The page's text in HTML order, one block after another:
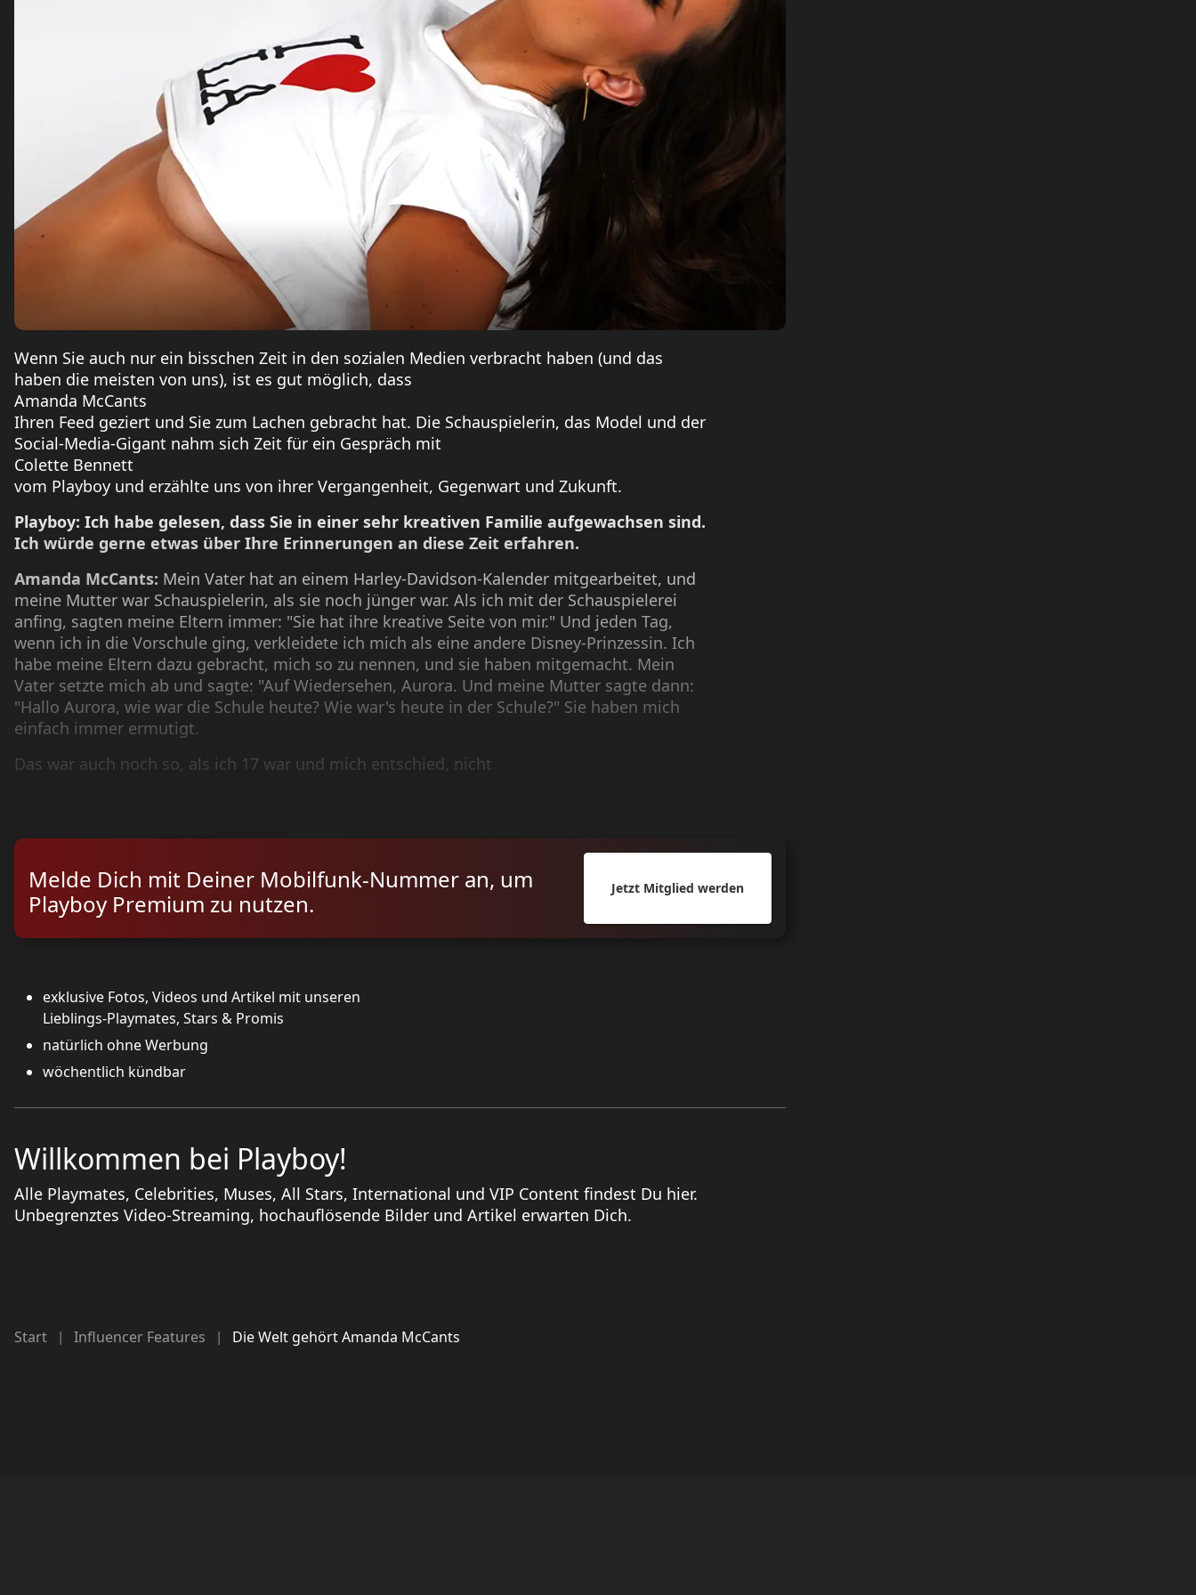
Wenn Sie auch nur ein bisschen Zeit in den sozialen Medien verbracht haben (und das
haben die meisten von uns), ist es gut möglich, dass
Amanda McCants
Ihren Feed geziert und Sie zum Lachen gebracht hat. Die Schauspielerin, das Model und der
Social-Media-Gigant nahm sich Zeit für ein Gespräch mit
Colette Bennett
vom Playboy und erzählte uns von ihrer Vergangenheit, Gegenwart und Zukunft.
Playboy: Ich habe gelesen, dass Sie in einer sehr kreativen Familie aufgewachsen sind.
Ich würde gerne etwas über Ihre Erinnerungen an diese Zeit erfahren.
Amanda McCants: Mein Vater hat an einem Harley-Davidson-Kalender mitgearbeitet, und
meine Mutter war Schauspielerin, als sie noch jünger war. Als ich mit der Schauspielerei
anfing, sagten meine Eltern immer: "Sie hat ihre kreative Seite von mir." Und jeden Tag,
wenn ich in die Vorschule ging, verkleidete ich mich als eine andere Disney-Prinzessin. Ich
habe meine Eltern dazu gebracht, mich so zu nennen, und sie haben mitgemacht. Mein
Vater setzte mich ab und sagte: "Auf Wiedersehen, Aurora. Und meine Mutter sagte dann:
"Hallo Aurora, wie war die Schule heute? Wie war's heute in der Schule?" Sie haben mich
einfach immer ermutigt.
Das war auch noch so, als ich 17 war und mich entschied, nicht
Melde Dich mit Deiner Mobilfunk-Nummer an, um
Playboy Premium zu nutzen.
Jetzt Mitglied werden
exklusive Fotos, Videos und Artikel mit unseren
Lieblings-Playmates, Stars & Promis
natürlich ohne Werbung
wöchentlich kündbar
Willkommen bei Playboy!
Alle Playmates, Celebrities, Muses, All Stars, International und VIP Content findest Du hier.
Unbegrenztes Video-Streaming, hochauflösende Bilder und Artikel erwarten Dich.
Start | Influencer Features | Die Welt gehört Amanda McCants